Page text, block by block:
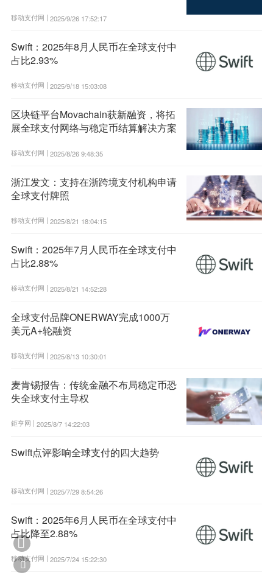
移动支付网 | 2025/9/26 17:52:17
Swift：2025年8月人民币在全球支付中
占比2.93%
移动支付网 | 2025/9/18 15:03:08
区块链平台Movachain获新融资，将拓
展全球支付网络与稳定币结算解决方案
移动支付网 | 2025/8/26 9:48:35
浙江发文：支持在浙跨境支付机构申请
全球支付牌照
移动支付网 | 2025/8/21 18:04:15
Swift：2025年7月人民币在全球支付中
占比2.88%
移动支付网 | 2025/8/21 14:52:28
全球支付品牌ONERWAY完成1000万
美元A+轮融资
移动支付网 | 2025/8/13 10:30:01
麦肯锡报告：传统金融不布局稳定币恐
失全球支付主导权
鉅亨网 | 2025/8/7 14:22:03
Swift点评影响全球支付的四大趋势
移动支付网 | 2025/7/29 8:54:26
Swift：2025年6月人民币在全球支付中
占比降至2.88%
移动支付网 | 2025/7/24 15:22:30

